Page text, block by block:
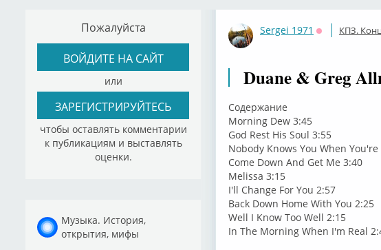
Пожалуйста
ВОЙДИТЕ НА САЙТ
или
ЗАРЕГИСТРИРУЙТЕСЬ
чтобы оставлять комментарии
к публикациям и выставлять
оценки.
Музыка. История,
открытия, мифы
Sergei 1971
Оффлайн
КПЗ.
Duane & Greg
Содержание
Morning Dew 3:45
God Rest His Soul 3:55
Nobody Knows You When
Come Down And Get Me 3:40
Melissa 3:15
I'll Change For You 2:57
Back Down Home With You 2:25
Well I Know Too Well 2:15
In The Morning When I'm Real